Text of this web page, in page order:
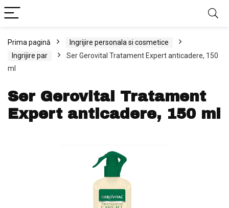
Prima pagină
Ingrijire personala si cosmetice
Ingrijire par
Ser Gerovital Tratament Expert anticadere, 150
ml
Ser Gerovital Tratament
Expert anticadere, 150 ml